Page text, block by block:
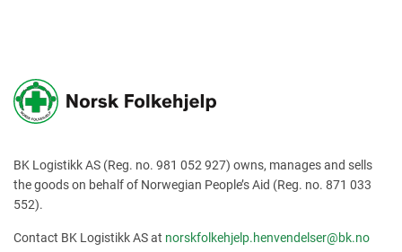
BK Logistikk AS (Reg. no. 981 052 927) owns, manages and sells
the goods on behalf of Norwegian People’s Aid (Reg. no. 871 033
552).
Contact BK Logistikk AS at norskfolkehjelp.henvendelser@bk.no